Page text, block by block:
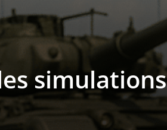
simulations